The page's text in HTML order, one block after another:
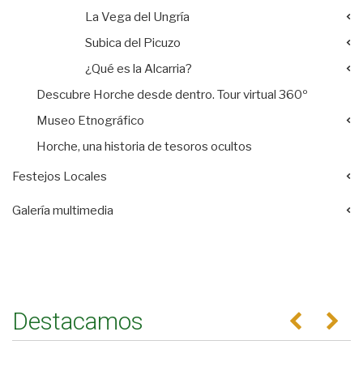
La Vega del Ungría
Subica del Picuzo
¿Qué es la Alcarria?
Descubre Horche desde dentro. Tour virtual 360º
Museo Etnográfico
Horche, una historia de tesoros ocultos
Festejos Locales
Galería multimedia
Destacamos Anterior